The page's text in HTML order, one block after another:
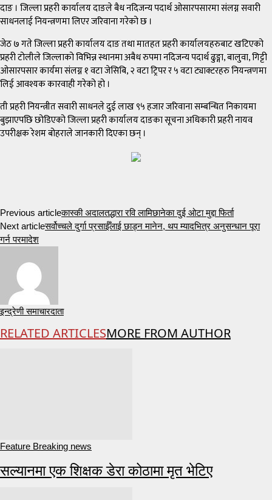
दाङ । जिल्ला प्रहरी कार्यालय दाङले बैध नदिजन्य पदार्थ ओसारपसारमा संलग्न सवारी
साधनलाई नियन्त्रणमा लिएर जरिवाना गरेको छ ।
जेठ ७ गते जिल्ला प्रहरी कार्यालय दाङ तथा मातहत प्रहरी कार्यालयहरुबाट खटिएको
प्रहरी टोलीले जिल्लाको विभिन्न स्थानमा अबैध रुपमा नदिजन्य पदार्थ ढुङ्गा, बालुवा, गिट्टी
ओसारपसार कार्यमा संलग्न १ वटा जेसिबि, २ वटा ट्रिपर र ५ वटा ट्याक्टरहरु नियन्त्रणमा
लिई आवश्यक कारवाही गरेको हो ।
ती प्रहरी नियन्त्रीत सवारी साधनले दुई लाख ९५ हजार जरिवाना सम्बन्धित निकायमा
बुझाएपछि छोडिएको जिल्ला प्रहरी कार्यालय दाङका सूचना अधिकारी प्रहरी नायव
उपरीक्षक रेशम बोहराले जानकारी दिएका छन् ।
Previous articleकास्की अदालतद्धारा रवि लामिछानेका दुई ओटा मुद्दा फिर्ता
Next articleसर्वोच्चले दुर्गा प्रसाईँलाई छाड्न मानेन, थप म्यादभित्र अनुसन्धान पूरा
गर्न परमादेश
इन्द्रेणी समाचारदाता
RELATED ARTICLESMORE FROM AUTHOR
Feature Breaking news
सल्यानमा एक शिक्षक डेरा कोठामा मृत भेटिए